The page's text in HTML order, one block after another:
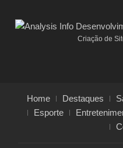
Criação de
Home Destaques
Esporte